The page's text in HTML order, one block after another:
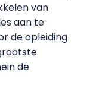
van
aan te
de opleiding
de